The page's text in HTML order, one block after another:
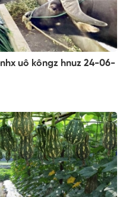
uô kôngz hnuz 24-06-